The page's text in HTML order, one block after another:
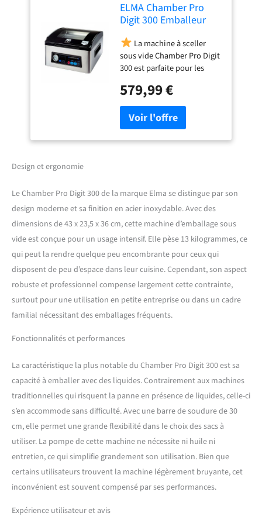
ELMA Chamber Pro
Digit 300 Emballeur
professionnel | Usage
Intensif, Barre de
Soudure de 30 cm,
Permet d'Emballer
avec des Liquides, 43 x
36 x 23,5 cm, 350 W,
Comprend des Sacs
sous Vide
La machine à sceller
sous vide Chamber Pro Digit
300 est parfaite pour les
exigeants et les
professionnels à la
recherche d'un design
compact, sans renoncer à
ses hautes performances.
très résistants et durabilité.
Ses caractéristiques
techniques le rendent
recommandé pour une
utilisation intensive dans
les hôtels, les restaurants ou
à la maison. La soudeuse
sous vide professionnelle
Chamber Pro Digit se
compose d'un couvercle en
verre ultra-résistant et
acier inoxydable facile à
soudure de 30 centimètres.
La machine d'emballage
sous vide dispose de
commandes numériques
qui régulent le niveau de
vide et le temps de scellage
pour s'adapter à chaque
type d'aliment et au goût de
chaque client.
Le vide
maximum est de -0,95 bar et
a une aspiration de 60l/min.
579,99 €
Design et ergonomie
Le Chamber Pro Digit 300 de la marque Elma se distingue par son
design moderne et sa finition en acier inoxydable. Avec des
dimensions de 43 x 23,5 x 36 cm, cette machine d’emballage sous
vide est conçue pour un usage intensif. Elle pèse 13 kilogrammes, ce
qui peut la rendre quelque peu encombrante pour ceux qui
disposent de peu d’espace dans leur cuisine. Cependant, son aspect
robuste et professionnel compense largement cette contrainte,
surtout pour une utilisation en petite entreprise ou dans un cadre
familial nécessitant des emballages fréquents.
Fonctionnalités et performances
La caractéristique la plus notable du Chamber Pro Digit 300 est sa
capacité à emballer avec des liquides. Contrairement aux machines
traditionnelles qui risquent la panne en présence de liquides, celle-ci
s’en accommode sans difficulté. Avec une barre de soudure de 30
cm, elle permet une grande flexibilité dans le choix des sacs à
utiliser. La pompe de cette machine ne nécessite ni huile ni
entretien, ce qui simplifie grandement son utilisation. Bien que
certains utilisateurs trouvent la machine légèrement bruyante, cet
inconvénient est souvent compensé par ses performances.
Expérience utilisateur et avis